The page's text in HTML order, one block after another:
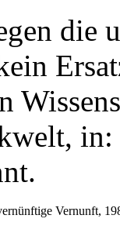
die
Vernunft,